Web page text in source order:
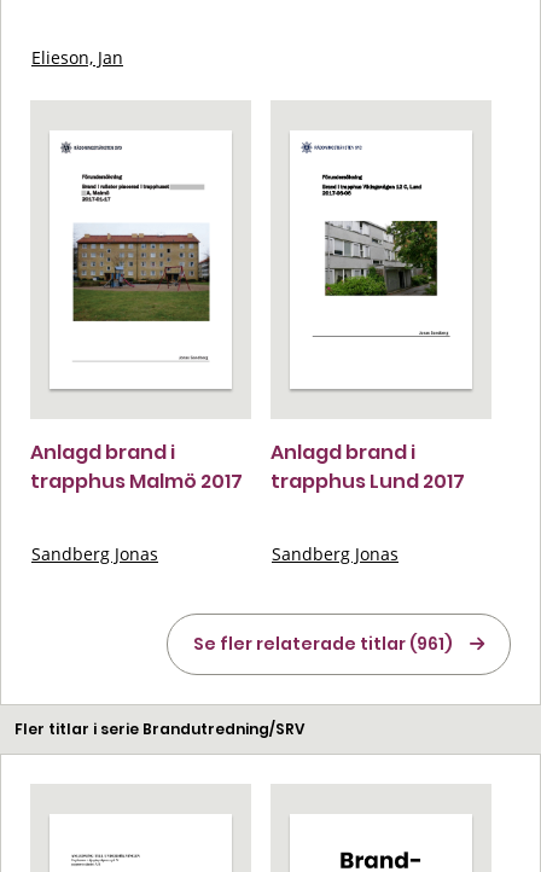
Elieson, Jan
Anlagd brand i
trapphus Malmö 2017
Sandberg Jonas
Anlagd brand i
trapphus Lund 2017
Sandberg Jonas
Se fler relaterade titlar (961)
Fler titlar i serie Brandutredning/SRV